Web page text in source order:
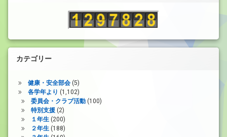
カテゴリー
健康・安全部会(5)
各学年より (1,102)
委員会・クラブ活動(100)
特別支援(2)
１年生(200)
２年生(188)